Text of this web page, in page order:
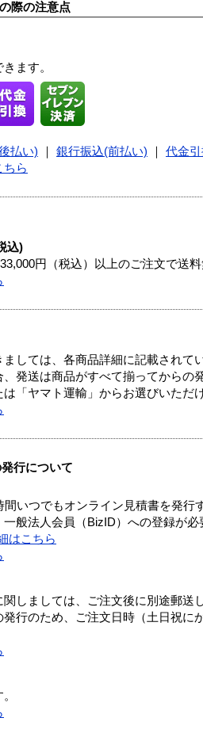
際の注意点
ます。
払い) 銀行振込(前払い) 代金
ちら
込)
円（税込）以上のご注文で送料
しては、各商品詳細に記載されて
発送は商品がすべて揃ってからの
「ヤマト運輸」からお選びいただ
行について
いつでもオンライン見積書を発行
般法人会員（BizID）への登録が必
はこちら
しましては、ご注文後に別途郵送
行のため、ご注文日時（土日祝